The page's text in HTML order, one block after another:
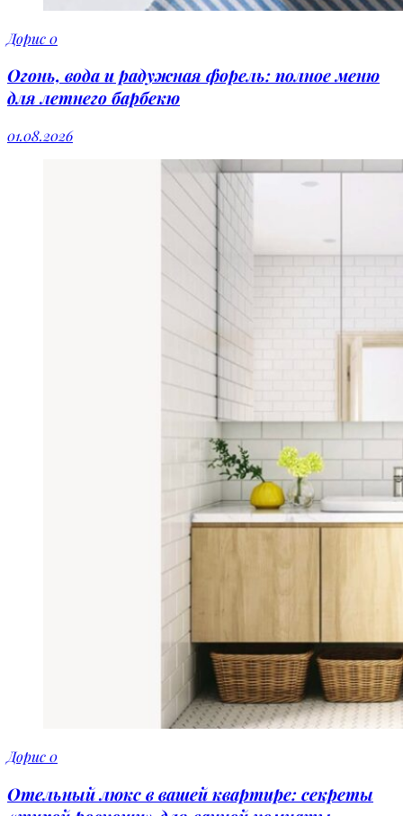
Дорис0
Огонь, вода и радужная форель: полное меню
для летнего барбекю
01.08.2026
Дорис0
Отельный люкс в вашей квартире: секреты